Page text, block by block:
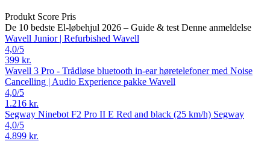
Produkt Score Pris
De 10 bedste El-løbehjul 2026 – Guide & test Denne anmeldelse
Wavell Junior | Refurbished Wavell
4,0/5
399 kr.
Wavell 3 Pro - Trådløse bluetooth in-ear høretelefoner med Noise
Cancelling | Audio Experience pakke Wavell
4,0/5
1.216 kr.
Segway Ninebot F2 Pro II E Red and black (25 km/h) Segway
4,0/5
4.899 kr.